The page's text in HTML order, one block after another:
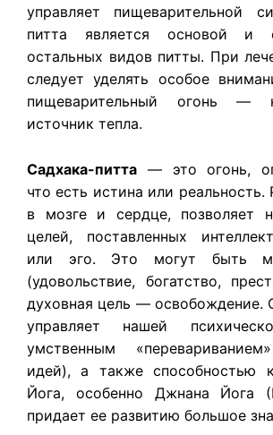
управляет пищеварительной
питта является основой и
остальных видов питты. При
следует уделять особое
пищеварительный огонь —
источник тепла.
Садхака-питта — это огонь,
что есть истина или реальность.
в мозге и сердце, позволяет
целей, поставленных
или эго. Это могут быть
(удовольствие, богатство,
духовная цель — освобождение.
управляет нашей
умственным
идей), а также способностью
Йога, особенно Джнана Йога
придает ее развитию большое